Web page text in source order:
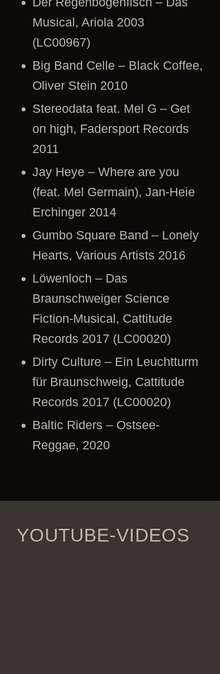
Musical, Ariola 2003
(LC00967)
Big Band Celle – Black Coffee,
Oliver Stein 2010
Stereodata feat. Mel G – Get
on high, Fadersport Records
2011
Jay Heye – Where are you
(feat. Mel Germain), Jan-Heie
Erchinger 2014
Gumbo Square Band – Lonely
Hearts, Various Artists 2016
Löwenloch – Das
Braunschweiger Science
Fiction-Musical, Cattitude
Records 2017 (LC00020)
Dirty Culture – Ein Leuchtturm
für Braunschweig, Cattitude
Records 2017 (LC00020)
Baltic Riders – Ostsee-
Reggae, 2020
YOUTUBE-VIDEOS